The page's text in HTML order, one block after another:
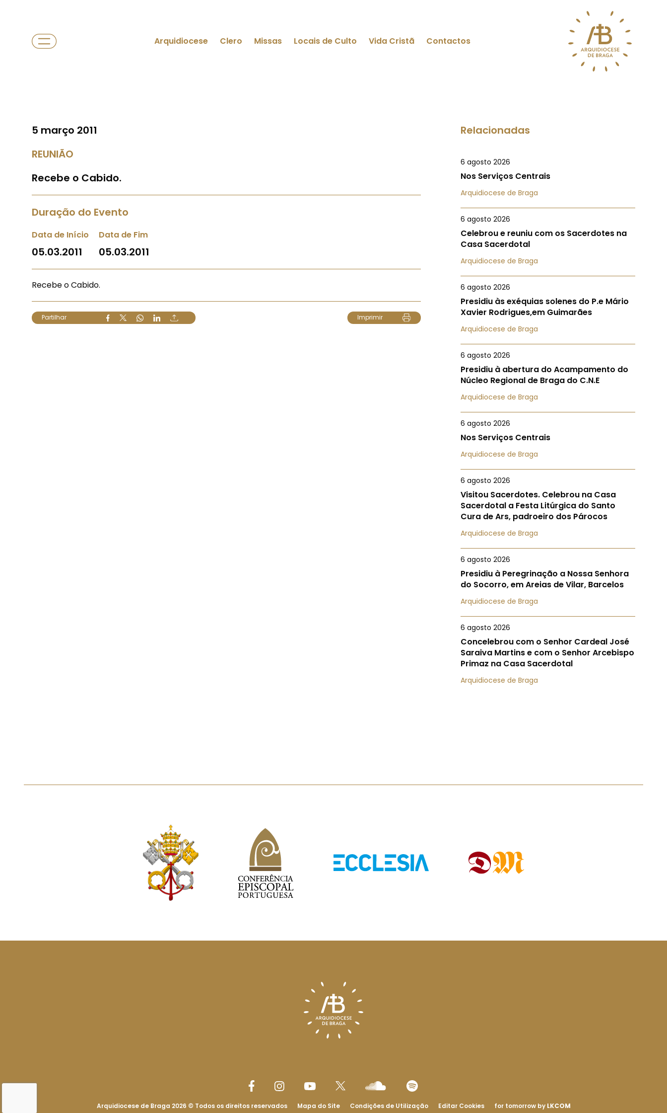
Arquidiocese Clero Missas Locais de Culto Vida Cristã Contactos
5 março 2011
REUNIÃO
Recebe o Cabido.
Duração do Evento
Data de Início
05.03.2011
Data de Fim
05.03.2011
Recebe o Cabido.
Partilhar Imprimir
Relacionadas
6 agosto 2026
Nos Serviços Centrais
Arquidiocese de Braga
6 agosto 2026
Celebrou e reuniu com os Sacerdotes na
Casa Sacerdotal
Arquidiocese de Braga
6 agosto 2026
Presidiu às exéquias solenes do P.e Mário
Xavier Rodrigues,em Guimarães
Arquidiocese de Braga
6 agosto 2026
Presidiu à abertura do Acampamento do
Núcleo Regional de Braga do C.N.E
Arquidiocese de Braga
6 agosto 2026
Nos Serviços Centrais
Arquidiocese de Braga
6 agosto 2026
Visitou Sacerdotes. Celebrou na Casa
Sacerdotal a Festa Litúrgica do Santo
Cura de Ars, padroeiro dos Párocos
Arquidiocese de Braga
6 agosto 2026
Presidiu à Peregrinação a Nossa Senhora
do Socorro, em Areias de Vilar, Barcelos
Arquidiocese de Braga
6 agosto 2026
Concelebrou com o Senhor Cardeal José
Saraiva Martins e com o Senhor Arcebispo
Primaz na Casa Sacerdotal
Arquidiocese de Braga
Arquidiocese de Braga 2026 © Todos os direitos reservados Mapa do Site Condições de Utilização Editar Cookies for tomorrow by LKCOM